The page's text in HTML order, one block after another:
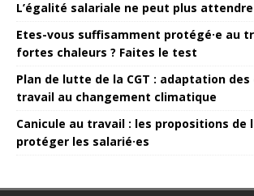
L’égalité salariale ne peut plus attendre
Etes-vous suffisamment protégé·e au
fortes chaleurs ? Faites le test
Plan de lutte de la CGT : adaptation
travail au changement climatique
Canicule au travail : les propositions de
protéger les salarié·es